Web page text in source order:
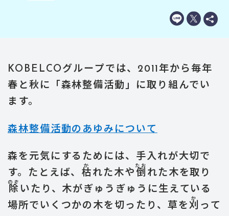
KOBELCOグループでは、2011年から毎年
春と秋に「森林整備活動」に取り組んでい
ます。
森林整備活動のあゆみについて
森を元気にするためには、手入れが大切で
す。たとえば、 枯
か
れた木や 倒
たお
れた木を取り
除
のぞ
いたり、木がぎゅうぎゅうに生えている
場所でいくつかの木を切ったり、草を 刈
か
って